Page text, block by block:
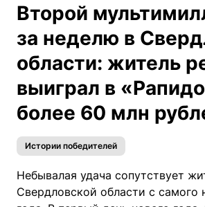
Второй
за неделю в
области: житель
выиграл в
более 60 млн
Истории победителей
Небывалая удача сопутствует
Свердловской области с самого